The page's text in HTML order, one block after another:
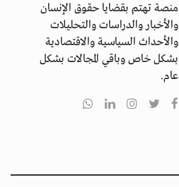
منصة تهتم بقضايا حقوق الإنسان
والأخبار والدراسات والتحليلات
والأحداث السياسية والاقتصادية
بشكل خاص وباقي المجالات بشكل
عام.